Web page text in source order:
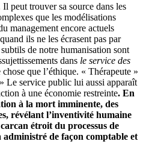
peut trouver sa source dans les
que les modélisations
management encore actuels
ils ne les écrasent pas par
de notre humanisation sont
dans le service des
que l’éthique. « Thérapeute »
Le service public lui aussi apparaît
à une économie restreinte. En
à la mort imminente, des
révélant l’inventivité humaine
rcan étroit du processus de
de façon comptable et